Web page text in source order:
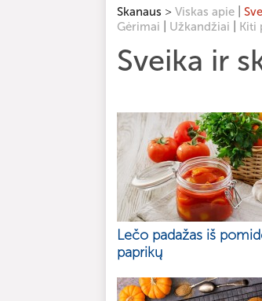
Skanaus > Viskas apie
Gėrimai Užkandžiai Kiti
Sveika ir
Lečo padažas iš
paprikų